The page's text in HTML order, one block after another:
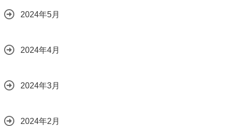
2024年5月
2024年4月
2024年3月
2024年2月